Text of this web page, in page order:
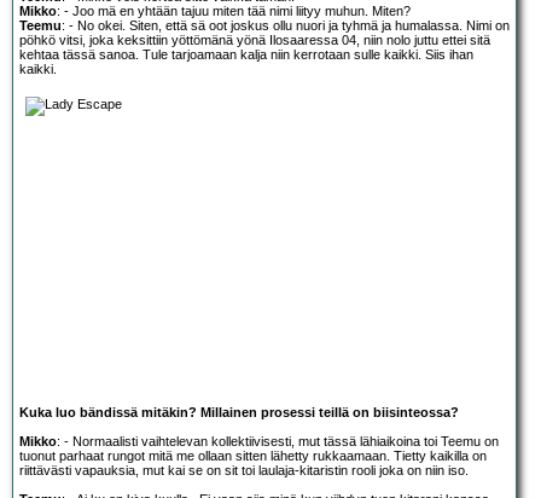
Mikko: - Joo mä en yhtään tajuu miten tää nimi liityy muhun. Miten?
Teemu: - No okei. Siten, että sä oot joskus ollu nuori ja tyhmä ja humalassa. Nimi on
pöhkö vitsi, joka keksittiin yöttömänä yönä Ilosaaressa 04, niin nolo juttu ettei sitä
kehtaa tässä sanoa. Tule tarjoamaan kalja niin kerrotaan sulle kaikki. Siis ihan
kaikki.
Kuka luo bändissä mitäkin? Millainen prosessi teillä on biisinteossa?
Mikko: - Normaalisti vaihtelevan kollektiivisesti, mut tässä lähiaikoina toi Teemu on
tuonut parhaat rungot mitä me ollaan sitten lähetty rukkaamaan. Tietty kaikilla on
riittävästi vapauksia, mut kai se on sit toi laulaja-kitaristin rooli joka on niin iso.